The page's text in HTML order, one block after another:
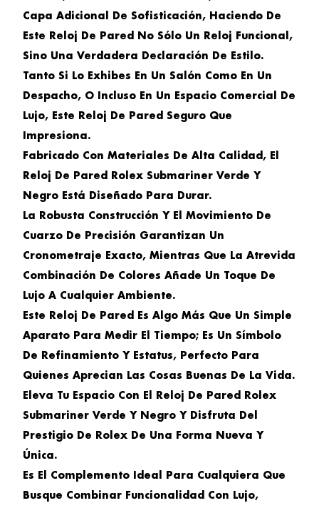
Capa Adicional De Sofisticación, Haciendo De
Este Reloj De Pared No Sólo Un Reloj Funcional,
Sino Una Verdadera Declaración De Estilo.
Tanto Si Lo Exhibes En Un Salón Como En Un
Despacho, O Incluso En Un Espacio Comercial De
Lujo, Este Reloj De Pared Seguro Que
Impresiona.
Fabricado Con Materiales De Alta Calidad, El
Reloj De Pared Rolex Submariner Verde Y
Negro Está Diseñado Para Durar.
La Robusta Construcción Y El Movimiento De
Cuarzo De Precisión Garantizan Un
Cronometraje Exacto, Mientras Que La Atrevida
Combinación De Colores Añade Un Toque De
Lujo A Cualquier Ambiente.
Este Reloj De Pared Es Algo Más Que Un Simple
Aparato Para Medir El Tiempo; Es Un Símbolo
De Refinamiento Y Estatus, Perfecto Para
Quienes Aprecian Las Cosas Buenas De La Vida.
Eleva Tu Espacio Con El Reloj De Pared Rolex
Submariner Verde Y Negro Y Disfruta Del
Prestigio De Rolex De Una Forma Nueva Y
Única.
Es El Complemento Ideal Para Cualquiera Que
Busque Combinar Funcionalidad Con Lujo,